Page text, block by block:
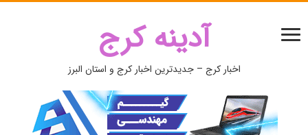
آدینه کرج
اخبار کرج – جدیدترین اخبار کرج و استان البرز